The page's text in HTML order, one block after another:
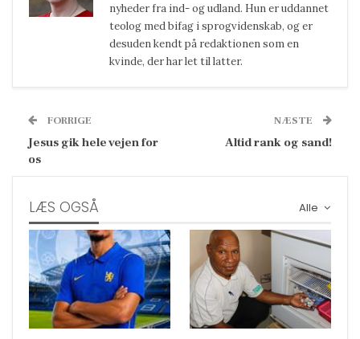
nyheder fra ind- og udland. Hun er uddannet
teolog med bifag i sprogvidenskab, og er
desuden kendt på redaktionen som en
kvinde, der har let til latter.
FORRIGE
Jesus gik hele vejen for
os
NÆSTE
Altid rank og sand!
Alle
LÆS OGSÅ